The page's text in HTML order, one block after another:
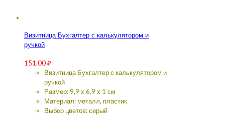
Визитница Бухгалтер с калькулятором и
ручкой
151.00₽
Визитница Бухгалтер с калькулятором и
ручкой
Размер: 9,9 х 6,9 х 1 см
Материал: металл, пластик
Выбор цветов: серый